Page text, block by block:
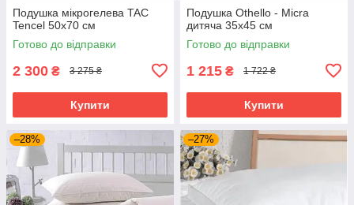
Подушка мікрогелева TAC
Tencel 50х70 см
Готово до відправки
2 300 ₴ 3 275 ₴
Купити
Подушка Othello - Micra
дитяча 35х45 см
Готово до відправки
1 215 ₴ 1 722 ₴
Купити
–28% –27%